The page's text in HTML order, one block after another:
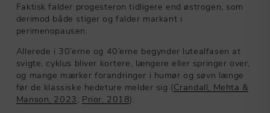
Faktisk falder progesteron tidligere end østrogen, som
derimod både stiger og falder markant i
perimenopausen.
Allerede i 30’erne og 40’erne begynder lutealfasen at
svigte, cyklus bliver kortere, længere eller springer over,
og mange mærker forandringer i humør og søvn længe
før de klassiske hedeture melder sig (Crandall, Mehta &
Manson, 2023; Prior, 2018).